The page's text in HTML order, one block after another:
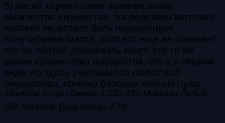
б) нисаб хирман-закят: минимальное
количество имущества, посредством которого
человек перестает быть подходящим
получателем закята, хотя это еще не означает,
что он обязан уплачивать закят; это то же
самое количество имущества, что и в первом
виде, но здесь учитывается любой вид
имущества, помимо базовых личных нужд.
(Махбуби. Шарх «Викоя», 1:230–231; Майдани. Любаб,
168; Хаскафи. Дурр мухтар, 2:73)